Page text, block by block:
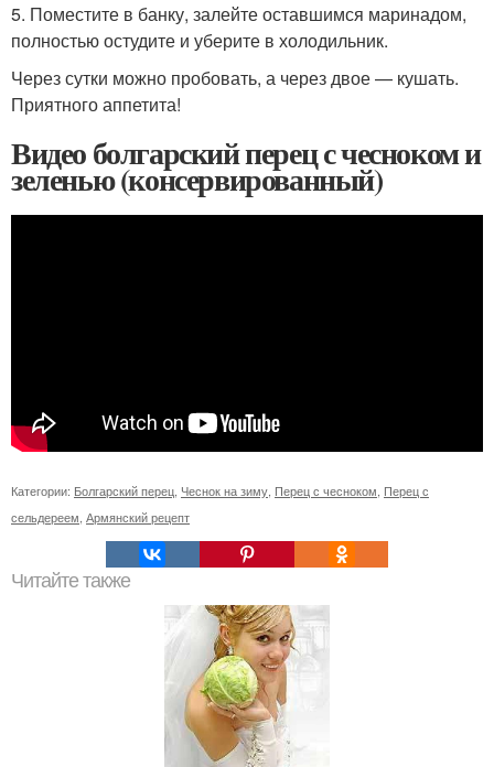
5. Поместите в банку, залейте оставшимся маринадом,
полностью остудите и уберите в холодильник.
Через сутки можно пробовать, а через двое — кушать.
Приятного аппетита!
Видео болгарский перец с чесноком и
зеленью (консервированный)
Категории: Болгарский перец Чеснок на зиму Перец с чесноком Перец с
сельдереем Армянский рецепт
Читайте также